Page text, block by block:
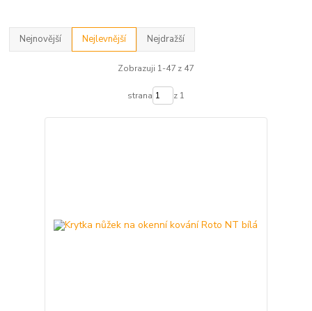
Nejnovější Nejlevnější Nejdražší
Zobrazuji 1-47 z 47
strana z 1